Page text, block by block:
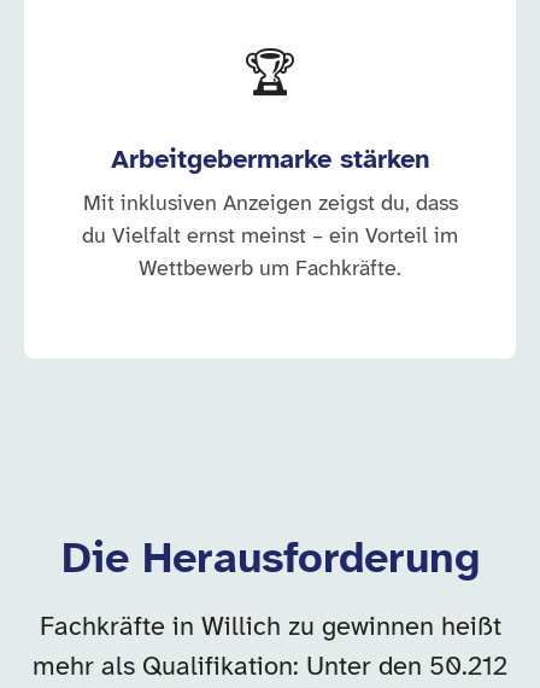
🏆
Arbeitgebermarke stärken
Mit inklusiven Anzeigen zeigst du, dass
du Vielfalt ernst meinst – ein Vorteil im
Wettbewerb um Fachkräfte.
Die Herausforderung
Fachkräfte in Willich zu gewinnen heißt
mehr als Qualifikation: Unter den 50.212